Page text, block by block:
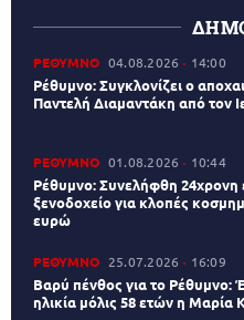
ΡΕΘΥΜΝΟ 04.08.2026 14:00
Ρέθυμνο: Συγκλονίζει ο
Παντελή Διαμαντάκη από τον
ΡΕΘΥΜΝΟ 01.08.2026 10:44
Ρέθυμνο: Συνελήφθη 24χρονη
ξενοδοχείο για κλοπές
ευρώ
ΡΕΘΥΜΝΟ 25.07.2026 16:09
Βαρύ πένθος για το Ρέθυμνο:
ηλικία μόλις 58 ετών η